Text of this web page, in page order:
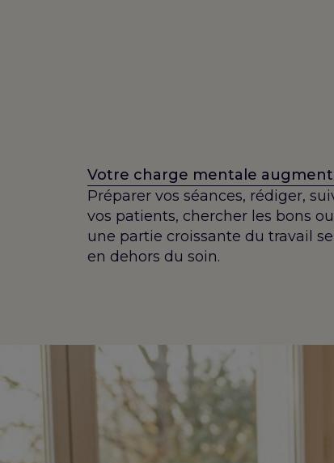
Votre charge mentale
Préparer vos séances, rédiger,
vos patients, chercher les bons
une partie croissante du travail
en dehors du soin.